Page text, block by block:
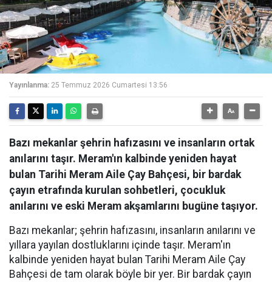
Yayınlanma: 25 Temmuz 2026 Cumartesi 13:56
Bazı mekanlar şehrin hafızasını ve insanların ortak
anılarını taşır. Meram'ın kalbinde yeniden hayat
bulan Tarihi Meram Aile Çay Bahçesi, bir bardak
çayın etrafında kurulan sohbetleri, çocukluk
anılarını ve eski Meram akşamlarını bugüne taşıyor.
Bazı mekanlar; şehrin hafızasını, insanların anılarını ve
yıllara yayılan dostluklarını içinde taşır. Meram'ın
kalbinde yeniden hayat bulan Tarihi Meram Aile Çay
Bahçesi de tam olarak böyle bir yer. Bir bardak çayın